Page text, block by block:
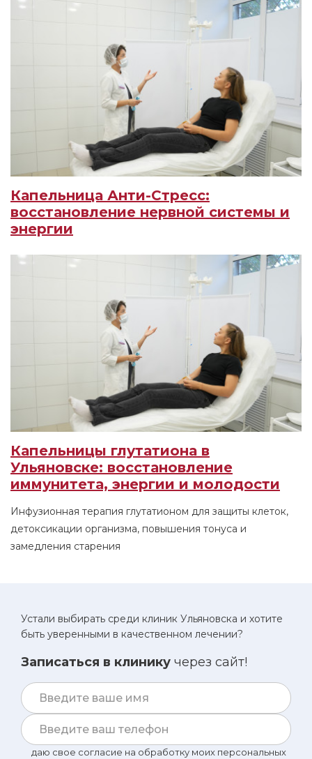
Капельница Анти-Стресс:
восстановление нервной системы и
энергии
Капельницы глутатиона в
Ульяновске: восстановление
иммунитета, энергии и молодости
Инфузионная терапия глутатионом для защиты клеток,
детоксикации организма, повышения тонуса и
замедления старения
Устали выбирать среди клиник Ульяновска и хотите
быть уверенными в качественном лечении?
Записаться в клинику через сайт!
даю свое согласие на обработку моих персональных